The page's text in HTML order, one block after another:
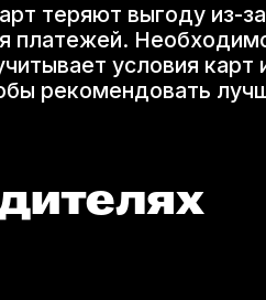
теряют выгоду из-​​​​​​​​​​​​​​​​​​​​​​​​​​​​​​​за
платежей.
условия карт
рекомендовать